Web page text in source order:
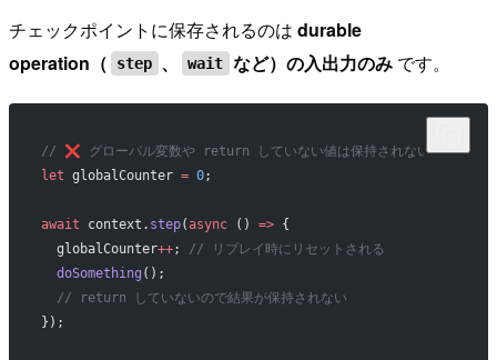
チェックポイントに保存されるのは durable
operation（
step 、 wait など）の入出力のみです。
// ❌ グローバル変数や return していない値は保持されない
let globalCounter = 0;
await context. step(async () => {
  globalCounter
++;
// リプレイ時にリセットされる
  doSomething
();
  // return していないので結果が保持されない
});